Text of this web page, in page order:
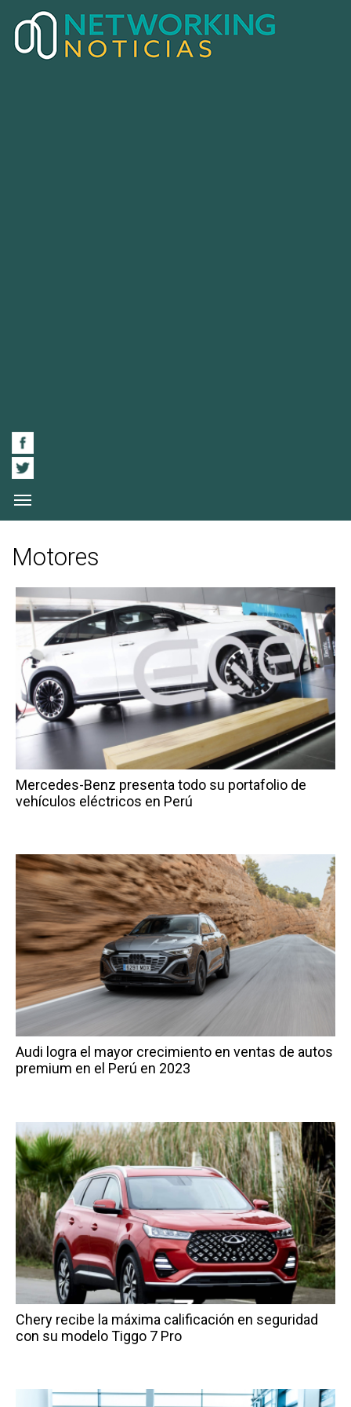
Motores
Mercedes-Benz presenta todo su portafolio de
vehículos eléctricos en Perú
Audi logra el mayor crecimiento en ventas de autos
premium en el Perú en 2023
Chery recibe la máxima calificación en seguridad
con su modelo Tiggo 7 Pro